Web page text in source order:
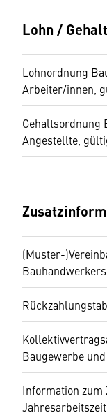
Lohn / Gehalt
Lohnordnung
Arbeiter/innen,
Gehaltsordnung
Angestellte,
(Muster-
Baugewerbe
Information zum